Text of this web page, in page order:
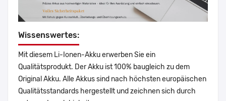
Wissenswertes:
Mit diesem Li-Ionen-Akku erwerben Sie ein
Qualitätsprodukt. Der Akku ist 100% baugleich zu dem
Original Akku. Alle Akkus sind nach höchsten europäischen
Qualitätsstandards hergestellt und zeichnen sich durch